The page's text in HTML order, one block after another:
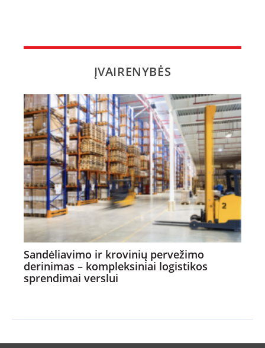
ĮVAIRENYBĖS
Sandėliavimo ir krovinių pervežimo
derinimas – kompleksiniai logistikos
sprendimai verslui